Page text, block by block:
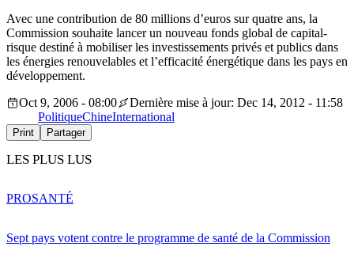
Avec une contribution de 80 millions d’euros sur quatre ans, la
Commission souhaite lancer un nouveau fonds global de capital-
risque destiné à mobiliser les investissements privés et publics dans
les énergies renouvelables et l’efficacité énergétique dans les pays en
développement.
Oct 9, 2006 - 08:00
Dernière mise à jour: Dec 14, 2012 - 11:58
PolitiqueChineInternational
Print Partager
LES PLUS LUS
Sept pays votent contre le programme de santé de la Commission
PROSANTÉ